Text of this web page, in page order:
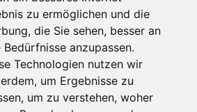
zu ermöglichen und die
die Sie sehen, besser an
Bedürfnisse anzupassen.
Technologien nutzen wir
um Ergebnisse zu
um zu verstehen, woher
Rainer
Real Estate Immobilienmakler
930 40 909
930 40 909